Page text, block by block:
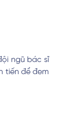
ngũ bác sĩ
tiến để đem